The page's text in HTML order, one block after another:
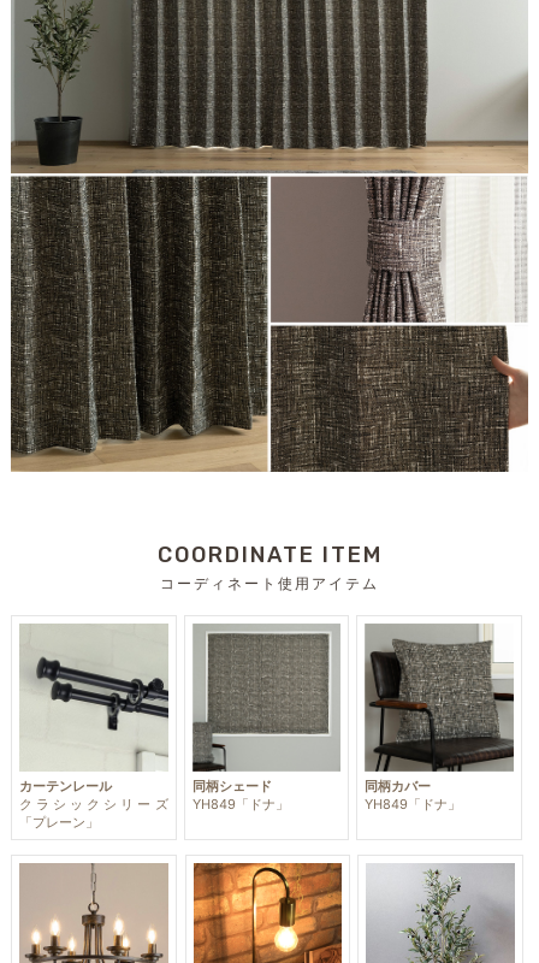
COORDINATE ITEM
コーディネート使用アイテム
カーテンレール
クラシックシリーズ
「プレーン」
同柄シェード
YH849「ドナ」
同柄カバー
YH849「ドナ」